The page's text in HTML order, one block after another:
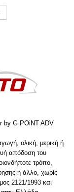
by G POiNT ADV
ολική, μερική ή
απόδοση του
τρόπο,
ή άλλο, χωρίς
2121/1993 και